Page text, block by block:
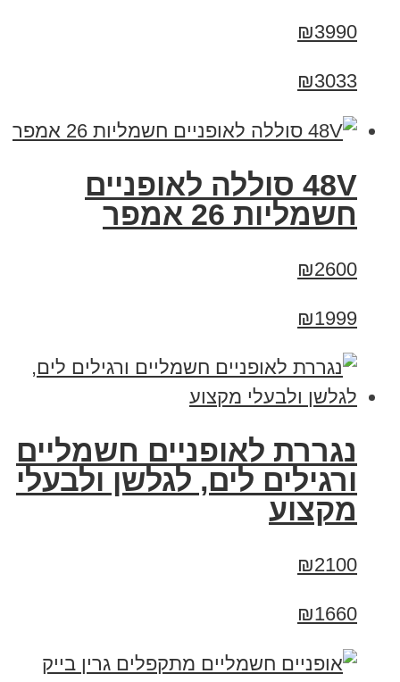
₪3990
₪3033
48V סוללה לאופניים
חשמליות 26 אמפר
₪2600
₪1999
נגררת לאופניים חשמליים
ורגילים לים, לגלשן ולבעלי
מקצוע
₪2100
₪1660